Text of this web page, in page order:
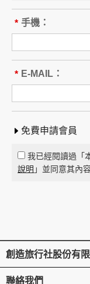
第三條（旅遊
本旅遊團名
旅遊地區
點）：
_____ 與本契
行程表或說明
負之義務不得
第一項記載得
未記載第一
第四條（集合
甲方應於民國
* 手機：
* E-MAIL：
免費申請會員
我已經閱讀過「
說明 」並同意其內
創造旅行社股份有
聯絡我們